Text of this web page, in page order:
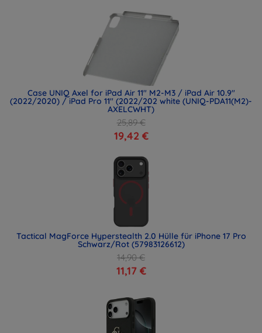
Case UNIQ Axel for iPad Air 11" M2-M3 / iPad Air 10.9"
(2022/2020) / iPad Pro 11" (2022/202 white (UNIQ-PDA11(M2)-
AXELCWHT)
25,89 €
19,42 €
Tactical MagForce Hyperstealth 2.0 Hülle für iPhone 17 Pro
Schwarz/Rot (57983126612)
14,90 €
11,17 €